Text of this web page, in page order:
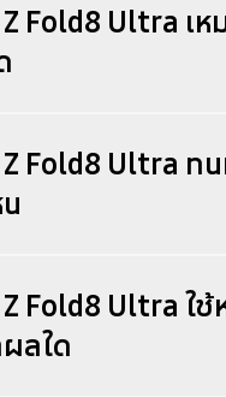
Fold8 Ultra เห
Fold8 Ultra ท
Fold8 Ultra ใช้
ลใด